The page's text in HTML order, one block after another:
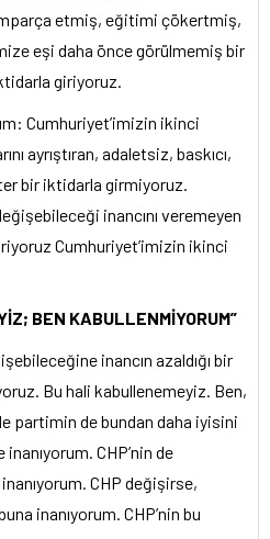
etmiş, eğitimi çökertmiş,
eşi daha önce görülmemiş bir
giriyoruz.
Cumhuriyet’imizin ikinci
ayrıştıran, adaletsiz, baskıcı,
bir iktidarla girmiyoruz.
inancını veremeyen
Cumhuriyet’imizin ikinci
BEN KABULLENMİYORUM”
inancın azaldığı bir
Bu hali kabullenemeyiz. Ben,
partimin de bundan daha iyisini
CHP’nin de
CHP değişirse,
inanıyorum. CHP’nin bu